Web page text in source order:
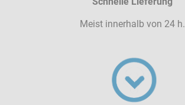
Meist innerhalb von 24 h.